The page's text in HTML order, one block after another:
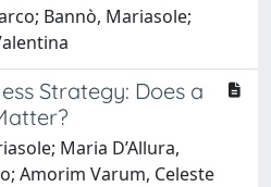
Bannò, Mariasole;
Strategy: Does a
Maria D’Allura,
Amorim Varum, Celeste